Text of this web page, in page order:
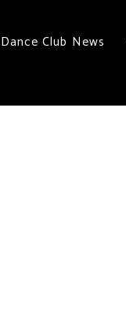
Dance Club News